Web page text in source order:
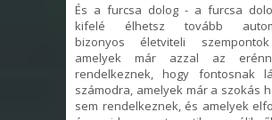
És a furcsa dolog - a furcsa
kifelé élhetsz tovább
bizonyos életviteli
amelyek már azzal az
rendelkeznek, hogy fontosnak
számodra, amelyek már a szokás
sem rendelkeznek, és amelyek